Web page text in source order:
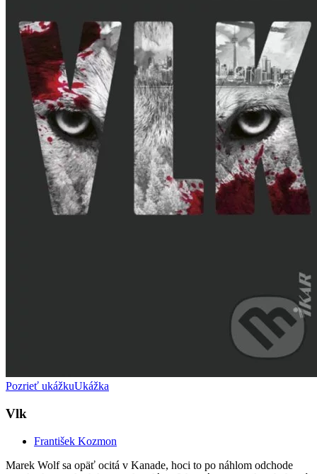
Pozrieť ukážkuUkážka
Vlk
František Kozmon
Marek Wolf sa opäť ocitá v Kanade, hoci to po náhlom odchode